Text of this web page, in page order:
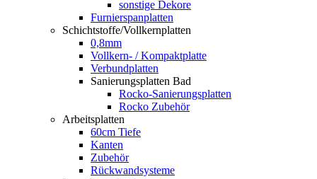
sonstige Dekore
Furnierspanplatten
Schichtstoffe/Vollkernplatten
0,8mm
Vollkern- / Kompaktplatte
Verbundplatten
Sanierungsplatten Bad
Rocko-Sanierungsplatten
Rocko Zubehör
Arbeitsplatten
60cm Tiefe
Kanten
Zubehör
Rückwandsysteme